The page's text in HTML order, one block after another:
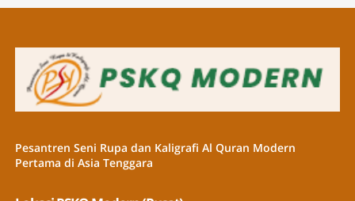
Pesantren Seni Rupa dan Kaligrafi Al Quran Modern
Pertama di Asia Tenggara